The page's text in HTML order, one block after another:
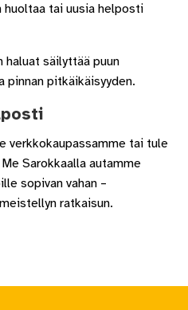
huoltaa tai uusia helposti
haluat säilyttää puun
pinnan pitkäikäisyyden.
verkkokaupassamme tai tule
Sarokkaalla autamme
sopivan vahan –
ratkaisun.